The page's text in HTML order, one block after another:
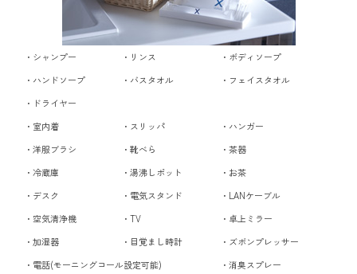
・シャンプー ・リンス
・ボディソープ
・ハンドソープ
・バスタオル
・フェイスタオル
・ドライヤー
・室内着
・スリッパ
・ハンガー
・洋服ブラシ
・靴べら
・茶器
・冷蔵庫
・湯沸しポット
・お茶
・デスク
・電気スタンド
・LANケーブル
・空気清浄機
・TV
・卓上ミラー
・加湿器
・目覚まし時計
・ズボンプレッサー
・電話(モーニングコール設定可能)
・消臭スプレー